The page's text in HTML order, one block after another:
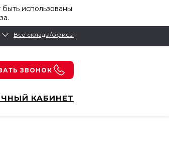
использованы
Все склады/офисы
ЗВОНОК
КАБИНЕТ